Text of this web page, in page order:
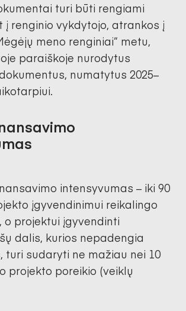
turi būti rengiami
renginio vykdytojo, atrankos į
meno renginiai“ metu,
paraiškoje nurodytus
numatytus 2025–
intensyvumas – iki 90
įgyvendinimui reikalingo
o projektui įgyvendinti
dalis, kurios nepadengia
turi sudaryti ne mažiau nei 10
projekto poreikio (veiklų